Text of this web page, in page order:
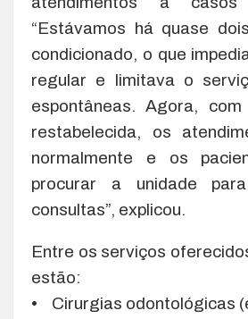
“Estávamos há quase
condicionado, o que
regular e limitava o
espontâneas. Agora,
restabelecida, os
normalmente e os
procurar a unidade
consultas”, explicou.
Entre os serviços
estão:
• Cirurgias odontológicas